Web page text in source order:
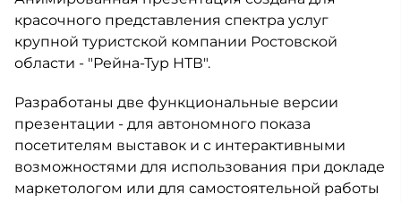
красочного представления спектра услуг
крупной туристской компании Ростовской
области - "Рейна-Тур НТВ".
Разработаны две функциональные версии
презентации - для автономного показа
посетителям выставок и с интерактивными
возможностями для использования при докладе
маркетологом или для самостоятельной работы